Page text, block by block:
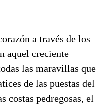
a través de los
aquel creciente
las maravillas que
de las pues­tas del
costas pedre­gosas, el